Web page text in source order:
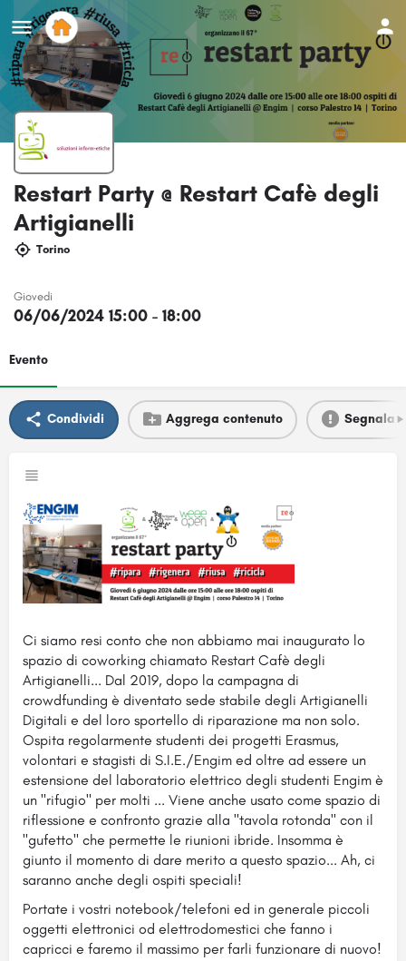
Restart Party @ Restart Cafè degli
Artigianelli
Torino
Giovedi
06/06/2024 15:00 - 18:00
Evento
Condividi Aggrega contenuto Segnala
Ci siamo resi conto che non abbiamo mai inaugurato lo
spazio di coworking chiamato Restart Cafè degli
Artigianelli... Dal 2019, dopo la campagna di
crowdfunding è diventato sede stabile degli Artigianelli
Digitali e del loro sportello di riparazione ma non solo.
Ospita regolarmente studenti dei progetti Erasmus,
volontari e stagisti di S.I.E./Engim ed oltre ad essere un
estensione del laboratorio elettrico degli studenti Engim è
un "rifugio" per molti ... Viene anche usato come spazio di
riflessione e confronto grazie alla "tavola rotonda" con il
"gufetto" che permette le riunioni ibride. Insomma è
giunto il momento di dare merito a questo spazio... Ah, ci
saranno anche degli ospiti speciali!
Portate i vostri notebook/telefoni ed in generale piccoli
oggetti elettronici od elettrodomestici che fanno i
capricci e faremo il massimo per farli funzionare di nuovo!